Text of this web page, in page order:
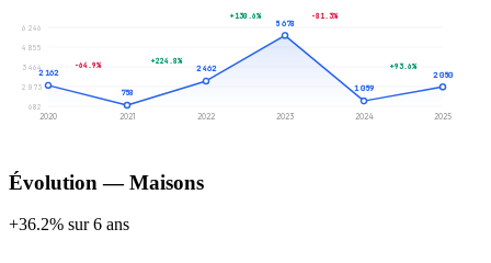
682
2 073
3 464
4 855
6 246
2 162
2020
758
2021
2 462
2022
5 678
2023
1 059
2024
2 050
2025
-64.9% +224.8%
+130.6% -81.3%
+93.6%
Évolution — Maisons
+36.2% sur 6 ans